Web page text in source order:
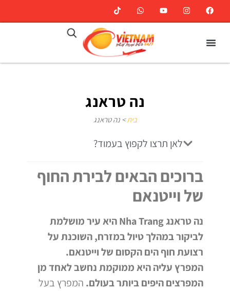
נה טראנג
בית>נה טראנג
לאן תרצו לקפוץ בעמוד?
ברוכים הבאים לבירת החוף
של וייטנאם
נה טראנג Nha Trang היא עיר מושלמת
לביקור במהלך טיול במזרח, השוכנת על
רצועת חוף הים הקסום של וייטנאם.
המפרץ עליה היא ממוקמת נחשב לאחד מן
המפרצים היפים ביותר בעולם. המפרץ בעל